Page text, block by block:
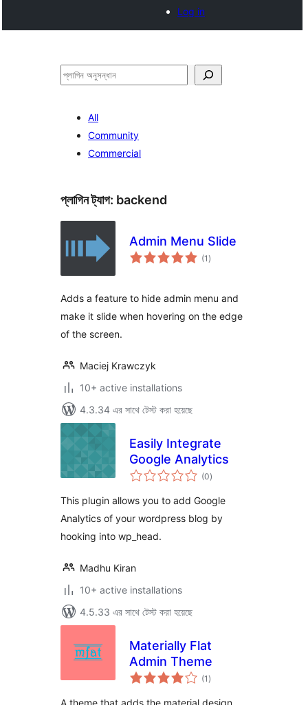
Log in
অনুসন্ধান
All
Community
Commercial
প্লাগিন ট্যাগ: backend
Admin Menu Slide
(1 total
ratings
)
Adds a feature to hide admin menu and
make it slide when hovering on the edge
of the screen.
Maciej Krawczyk
10+ active installations
4.3.34 এর সাথে টেস্ট করা হয়েছে
Easily Integrate
Google Analytics
(0total
ratings
)
This plugin allows you to add Google
Analytics of your wordpress blog by
hooking into wp_head.
Madhu Kiran
10+ active installations
4.5.33 এর সাথে টেস্ট করা হয়েছে
Materially Flat
Admin Theme
(1 total
ratings
)
A theme that adds the material design